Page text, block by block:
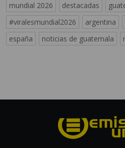
mundial 2026 destacadas
#viralesmundial2026
argentina
españa
noticias de guatemala